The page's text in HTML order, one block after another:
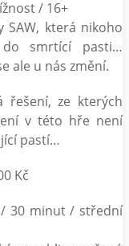
/ 16+
SAW, která nikoho
do smrtící pasti…
ale u nás změní.
řešení, ze kterých
v této hře není
pastí…
Kč
30 minut / střední